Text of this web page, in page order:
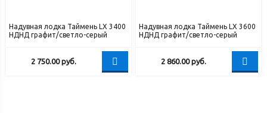
Надувная лодка Таймень LX 3400
НДНД графит/светло-серый
2 750.00руб.
Надувная лодка Таймень LX 3600
НДНД графит/светло-серый
2 860.00руб.